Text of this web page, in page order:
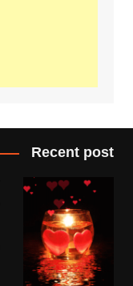
Recent post